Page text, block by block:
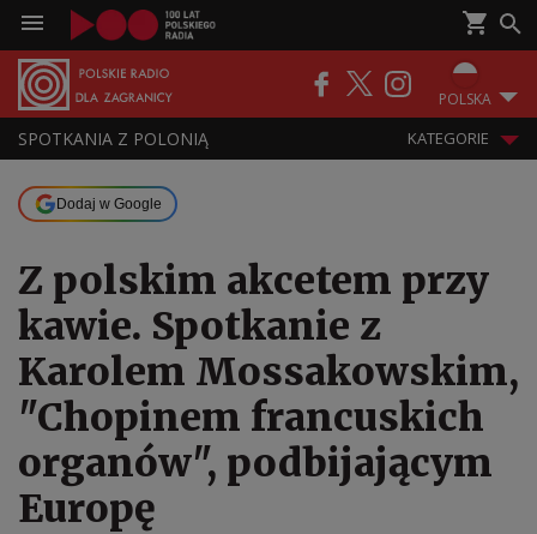
POLSKA
SPOTKANIA Z POLONIĄ KATEGORIE
Dodaj w Google
Z polskim akcetem przy
kawie. Spotkanie z
Karolem Mossakowskim,
"Chopinem francuskich
organów", podbijającym
Europę